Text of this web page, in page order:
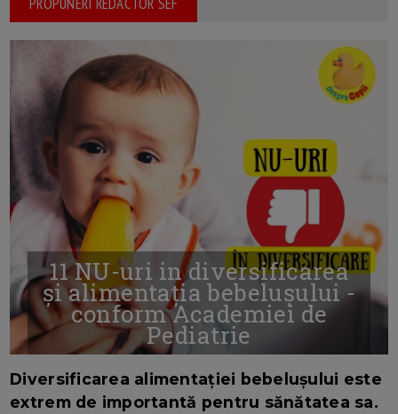
11 NU-uri in diversificarea
și alimentația bebelușului -
conform Academiei de
Pediatrie
Diversificarea alimentației bebelușului este
extrem de importantă pentru sănătatea sa.